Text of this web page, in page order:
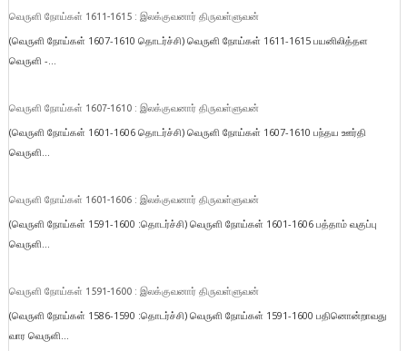
வெருளி நோய்கள் 1611-1615 : இலக்குவனார் திருவள்ளுவன்
(வெருளி நோய்கள் 1607-1610 தொடர்ச்சி) வெருளி நோய்கள் 1611-1615 பயனிலித்தள
வெருளி -...
வெருளி நோய்கள் 1607-1610 : இலக்குவனார் திருவள்ளுவன்
(வெருளி நோய்கள் 1601-1606 தொடர்ச்சி) வெருளி நோய்கள் 1607-1610 பந்தய ஊர்தி
வெருளி...
வெருளி நோய்கள் 1601-1606 : இலக்குவனார் திருவள்ளுவன்
(வெருளி நோய்கள் 1591-1600 :தொடர்ச்சி) வெருளி நோய்கள் 1601-1606 பத்தாம் வகுப்பு
வெருளி...
வெருளி நோய்கள் 1591-1600 : இலக்குவனார் திருவள்ளுவன்
(வெருளி நோய்கள் 1586-1590 :தொடர்ச்சி) வெருளி நோய்கள் 1591-1600 பதினொன்றாவது
வார வெருளி...